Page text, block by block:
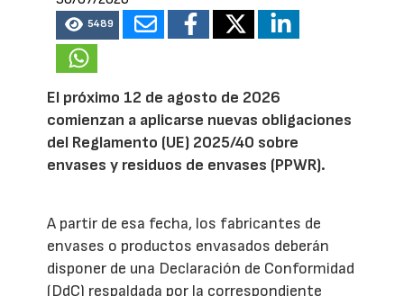
5489
El próximo 12 de agosto de 2026
comienzan a aplicarse nuevas obligaciones
del Reglamento (UE) 2025/40 sobre
envases y residuos de envases (PPWR).
A partir de esa fecha, los fabricantes de
envases o productos envasados deberán
disponer de una Declaración de Conformidad
(DdC) respaldada por la correspondiente